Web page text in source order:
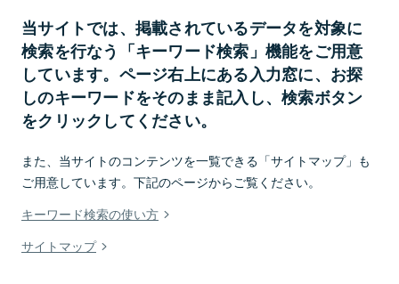
当サイトでは、掲載されているデータを対象に
検索を行なう「キーワード検索」機能をご用意
しています。ページ右上にある入力窓に、お探
しのキーワードをそのまま記入し、検索ボタン
をクリックしてください。
また、当サイトのコンテンツを一覧できる「サイトマップ」も
ご用意しています。下記のページからご覧ください。
キーワード検索の使い方
サイトマップ